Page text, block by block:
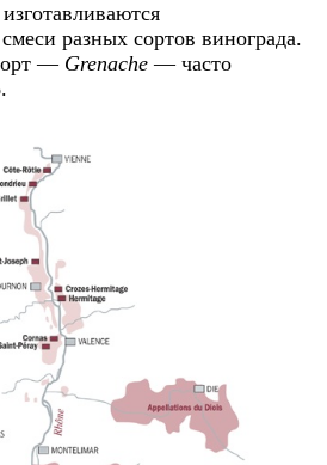
разных сортов винограда.
— Grenache — часто